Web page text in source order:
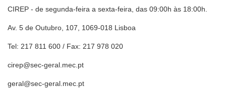
CIREP - de segunda-feira a sexta-feira, das 09:00h às 18:00h.
Av. 5 de Outubro, 107, 1069-018 Lisboa
Tel: 217 811 600 / Fax: 217 978 020
cirep@sec-geral.mec.pt
geral@sec-geral.mec.pt